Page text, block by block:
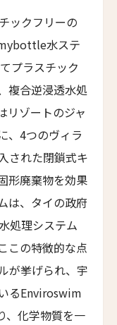
ス
ックフリーの
水ステ
プラスチック
複合逆浸透水処
リゾートのジャ
、4つのヴィラ
された閉鎖式キ
形廃棄物を効果
は、タイの政府
処理システム
この特徴的な点
が挙げられ、宇
るEnviroswim
、化学物質を一